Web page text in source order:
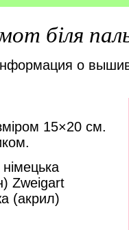
біля
о
15×20 см.
Zweigart
(акрил)